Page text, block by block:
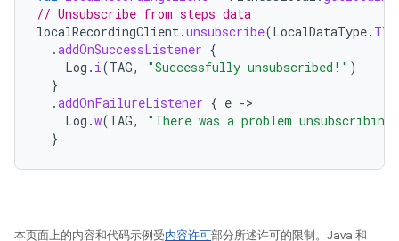
// Unsubscribe from steps data
localRecordingClient.unsubscribe(LocalDataType.
.addOnSuccessListener {
Log . i(TAG, "Successfully unsubscribed!" )
}
.addOnFailureListener { e -
Log .w(TAG,
"There was a problem
}
本页面上的内容和代码示例受内容许可部分所述许可的限制。Java 和